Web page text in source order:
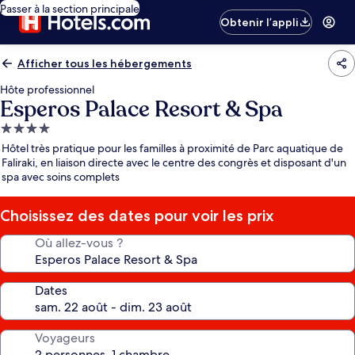
Passer à la section principale
Obtenir l’appli
Afficher tous les hébergements
Hôte professionnel
Esperos Palace Resort & Spa
Hébergement
4.0 étoiles
Hôtel très pratique pour les familles à proximité de Parc aquatique de
Faliraki, en liaison directe avec le centre des congrès et disposant d'un
spa avec soins complets
Choisissez des dates pour voir les prix
Où allez-vous ?
Dates
Voyageurs